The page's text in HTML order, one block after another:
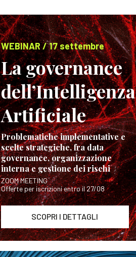
WEBINAR / 17 settembre
La governance
dell’Intelligenza
Artificiale
Problematiche implementative e
scelte strategiche, fra data
governance, organizzazione
interna e gestione dei rischi
ZOOM MEETING
Offerte per iscrizioni entro il 27/08
SCOPRI I DETTAGLI